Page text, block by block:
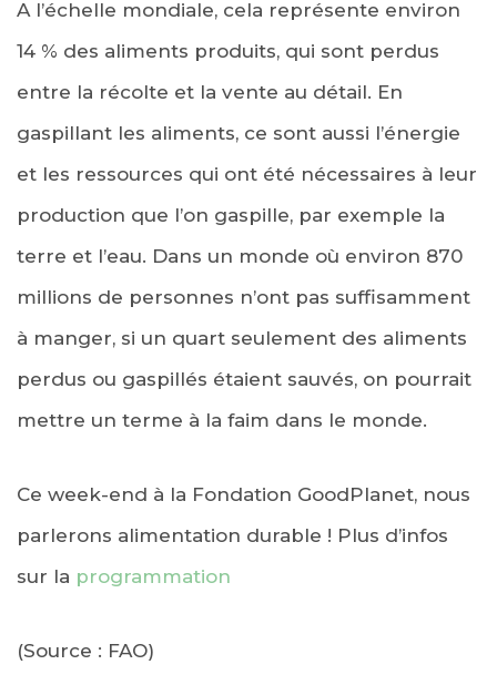
A l’échelle mondiale, cela représente environ
14 % des aliments produits, qui sont perdus
entre la récolte et la vente au détail. En
gaspillant les aliments, ce sont aussi l’énergie
et les ressources qui ont été nécessaires à leur
production que l’on gaspille, par exemple la
terre et l’eau. Dans un monde où environ 870
millions de personnes n’ont pas suffisamment
à manger, si un quart seulement des aliments
perdus ou gaspillés étaient sauvés, on pourrait
mettre un terme à la faim dans le monde.
Ce week-end à la Fondation GoodPlanet, nous
parlerons alimentation durable ! Plus d’infos
sur la programmation
(Source : FAO)